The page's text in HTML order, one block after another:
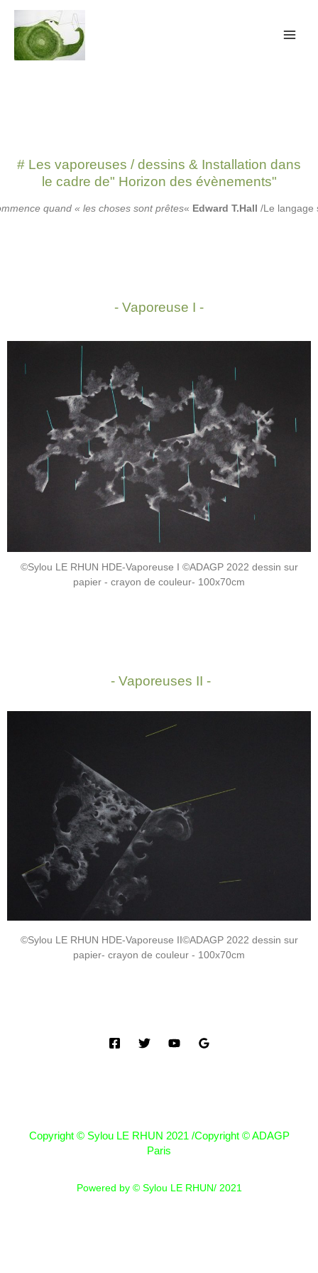
# Les vaporeuses / dessins & Installation dans
le cadre de" Horizon des évènements"
quand « les choses sont prêtes« Edward T.Hall /Le langage
- Vaporeuse I -
©Sylou LE RHUN HDE-Vaporeuse I ©ADAGP 2022 dessin sur
papier - crayon de couleur- 100x70cm
- Vaporeuses II -
©Sylou LE RHUN HDE-Vaporeuse II©ADAGP 2022 dessin sur
papier- crayon de couleur - 100x70cm
Copyright © Sylou LE RHUN 2021 /Copyright © ADAGP
Paris
Powered by © Sylou LE RHUN/ 2021